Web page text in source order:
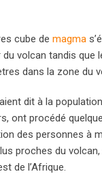
cube de magma
du volcan tandis que
dans la zone du
dit à la
ont procédé
des personnes à
proches du
de l’Afrique.